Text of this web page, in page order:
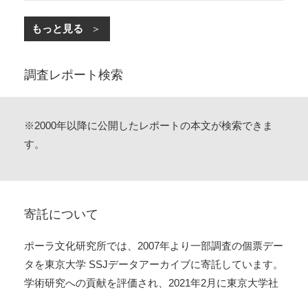
もっと見る
調査レポート検索
※2000年以降に公開したレポートの本文が検索できま
す。
寄託について
ポーラ文化研究所では、2007年より一部調査の個票デー
タを東京大学 SSJデータアーカイブに寄託しています。
学術研究への貢献を評価され、2021年2月に東京大学社